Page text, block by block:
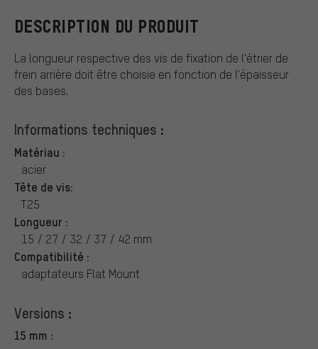
DESCRIPTION DU PRODUIT
La longueur respective des vis de fixation de l'étrier de
frein arrière doit être choisie en fonction de l'épaisseur
des bases.
Informations techniques :
Matériau :
acier
Tête de vis:
T25
Longueur :
15 / 27 / 32 / 37 / 42 mm
Compatibilité :
adaptateurs Flat Mount
Versions :
15 mm :